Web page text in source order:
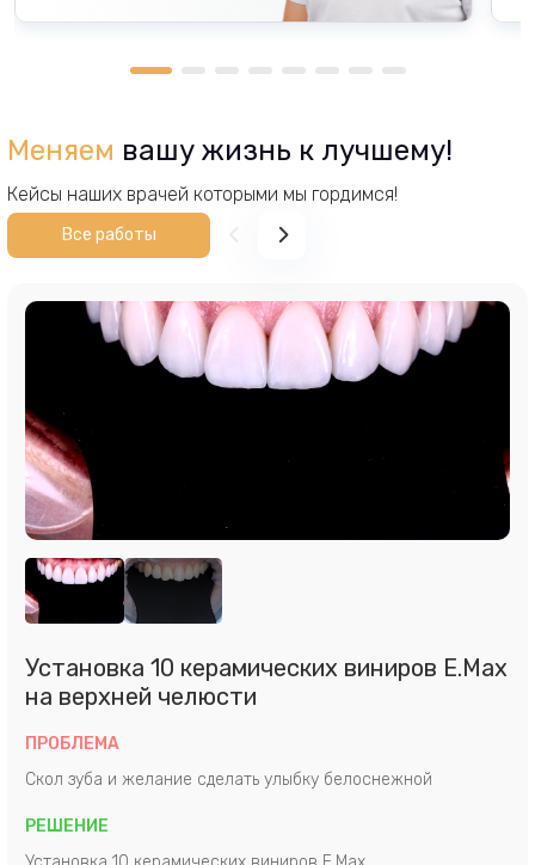
О сотруднике
Международное обучение
Ментор компании Nobel Biocare
Опыт в сложных клинических случаях
Меняем вашу жизнь к лучшему!
Кейсы наших врачей которыми мы гордимся!
Все работы
Установка 10 керамических виниров E.Max
на верхней челюсти
ПРОБЛЕМА
Скол зуба и желание сделать улыбку белоснежной
РЕШЕНИЕ